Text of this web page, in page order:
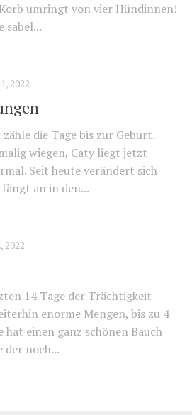
umringt von vier Hündinnen!
sabel...
2022
die Tage bis zur Geburt.
wiegen, Caty liegt jetzt
Seit heute verändert sich
an in den...
2022
14 Tage der Trächtigkeit
enorme Mengen, bis zu 4
hat einen ganz schönen Bauch
der noch...